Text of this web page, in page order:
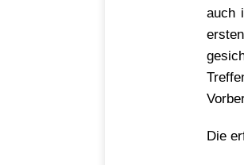
auch
Die